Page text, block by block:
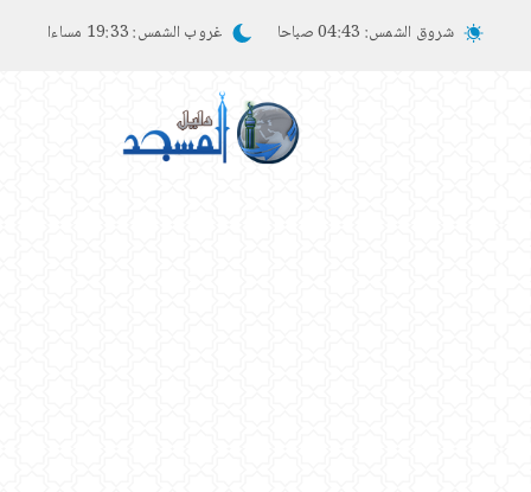
شروق الشمس: 04:43 صباحا غروب الشمس:19:33 مساءا